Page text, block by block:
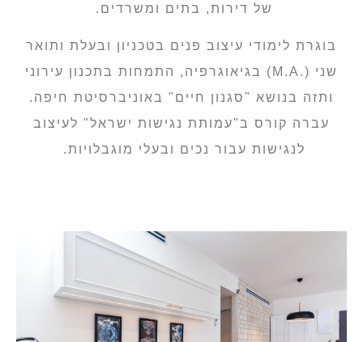
של דירות, בתים ומשרדים.
בוגרת לימודי עיצוב פנים בטכניון ובעלת ותואר
שני (.M.A) בגיאוגרפיה, התמחות בתכנון עירוני
ותזה בנושא "סגנון חיים" באוניברסיטת חיפה.
עברה קורס ב"עמותת נגישות ישראל" לעיצוב
לנגישות עבור נכים ובעלי מוגבלויות.